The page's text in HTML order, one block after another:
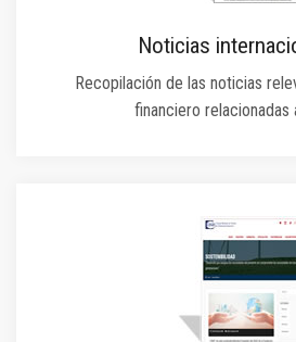
Noticias
Recopilación de las noticias
financiero relacionadas